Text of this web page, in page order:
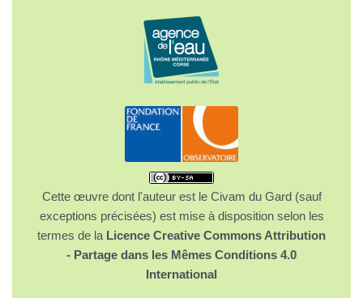
Cette œuvre dont l'auteur est le Civam du Gard (sauf
exceptions précisées) est mise à disposition selon les
termes de la Licence Creative Commons Attribution
- Partage dans les Mêmes Conditions 4.0
International